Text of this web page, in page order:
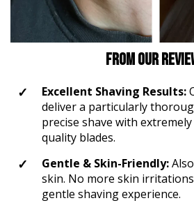
24.923 Bewertungen
Frank
Verifizierter Kunde
Wie immer eine schnelle Lieferung.
Kevin
From our
Excellent Shaving Results:
deliver a particularly
precise shave with
quality blades.
Gentle & Skin-Friendly:
skin. No more skin
gentle shaving experience.